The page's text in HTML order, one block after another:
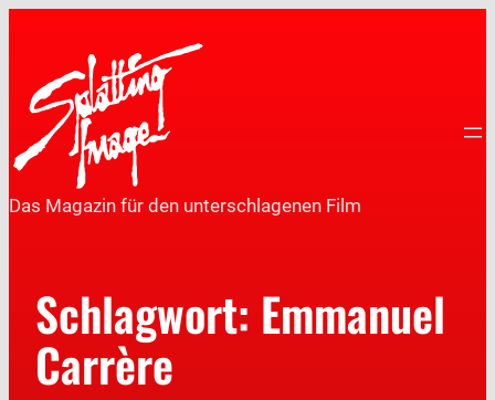
Das Magazin für den unterschlagenen Film
Schlagwort: Emmanuel
Carrère